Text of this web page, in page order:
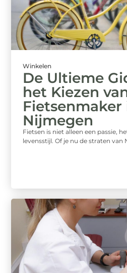
Winkelen
De Ultieme
het Kiezen
Fietsenmaker
Nijmegen
Fietsen is niet alleen een passie,
levensstijl. Of je nu de straten van